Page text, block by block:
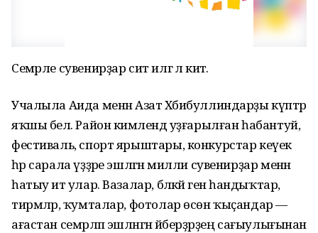
Семәрле сувенирҙар сит илгә лә китә.
Учалыла Аида менән Азат Хәбибуллиндарҙы күптәр
яҡшы белә. Район кимәлендә уҙғарылған һабантуй,
фестиваль, спорт ярыштары, конкурс­тар кеүек
һәр сарала үҙҙәре эшләгән милли сувенирҙар менән
һатыу итә улар. Вазалар, бәләкәй генә һандыҡтар,
тирмәләр, ҡумталар, фотолар өсөн ҡыҫандар —
ағастан семәрләп эшләнгән әйберҙәрҙең сағыулығынан